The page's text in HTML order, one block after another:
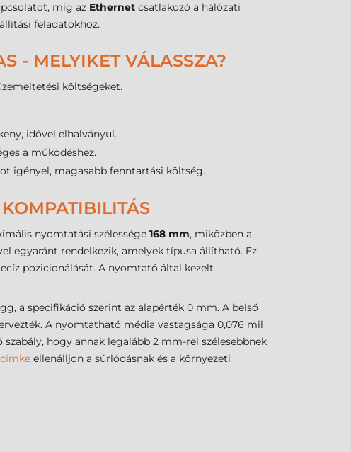
míg az Ethernet csatlakozó a hálózati
feladatokhoz.
- MELYIKET VÁLASSZA?
költségeket.
idővel elhalványul.
a működéshez.
igényel, magasabb fenntartási költség.
nyomtatási szélessége 168 mm, miközben a
egyaránt rendelkezik, amelyek típusa állítható. Ez
pozicionálását. A nyomtató által kezelt
a specifikáció szerint az alapérték 0 mm. A belső
A nyomtatható média vastagsága 0,076 mil
szabály, hogy annak legalább 2 mm-rel szélesebbnek
ellenálljon a súrlódásnak és a környezeti